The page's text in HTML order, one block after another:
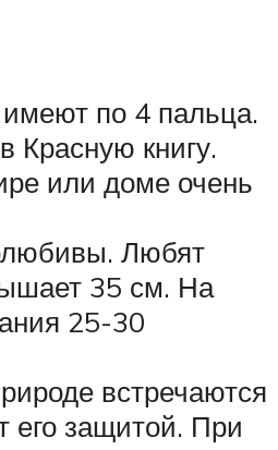
по 4 пальца.
Красную книгу.
или доме очень
Любят
35 см. На
25-30
встречаются
его защитой. При